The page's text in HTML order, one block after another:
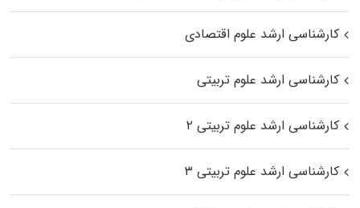
کارشناسی ارشد علوم اقتصادی
کارشناسی ارشد علوم تربیتی
کارشناسی ارشد علوم تربیتی ۲
کارشناسی ارشد علوم تربیتی ۳